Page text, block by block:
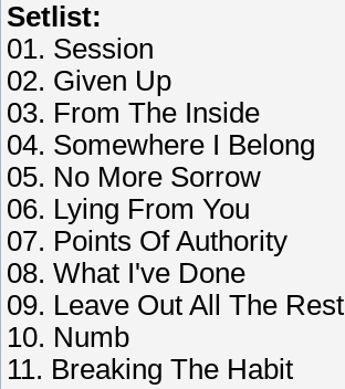
Setlist:
01. Session
02. Given Up
03. From The Inside
04. Somewhere I Belong
05. No More Sorrow
06. Lying From You
07. Points Of Authority
08. What I've Done
09. Leave Out All The Rest
10. Numb
11. Breaking The Habit